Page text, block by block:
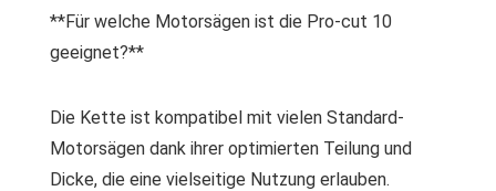
**Für welche Motorsägen ist die Pro-cut 10
geeignet?**
Die Kette ist kompatibel mit vielen Standard-
Motorsägen dank ihrer optimierten Teilung und
Dicke, die eine vielseitige Nutzung erlauben.